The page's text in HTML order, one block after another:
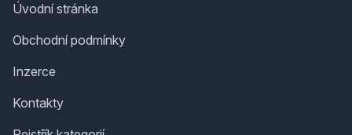
Úvodní stránka
Obchodní podmínky
Inzerce
Kontakty